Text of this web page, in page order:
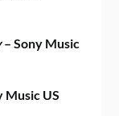
– Sony Music
Music US